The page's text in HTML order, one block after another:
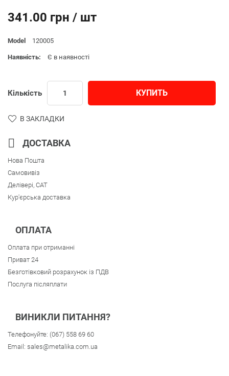
341.00 грн / шт
Model 120005
Наявність: Є в наявності
Кількість КУПИТЬ
В ЗАКЛАДКИ
ДОСТАВКА
Нова Пошта
Самовивіз
Делівері, CAT
Кур'єрська доставка
ОПЛАТА
Оплата при отриманні
Приват 24
Безготівковий розрахунок із ПДВ
Послуга післяплати
ВИНИКЛИ ПИТАННЯ?
Телефонуйте: (067) 558 69 60
Email: sales@metalika.com.ua